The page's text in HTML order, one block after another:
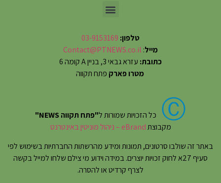
טלפון: 03-9153169
מייל:
Contact@PTNEWS.co.il
כתובת: עזרא גבאי 3, בניין A קומה 6
מטרו פארק פתח תקווה
Ⓒ כל הזכויות שמורות ל"פתח תקווה NEWS"
מקבוצתeBrand – ניהול מוניטין באינטרנט
באתר זה שולבו סרטונים, תמונות ומידע מהרשתות החברתיות בשימוש לפי
סעיף 27א לחוק זכויות יוצרים. במידה וידוע מי צילם שלחו למייל בקשה
לצרף קרדיט או להסרה.